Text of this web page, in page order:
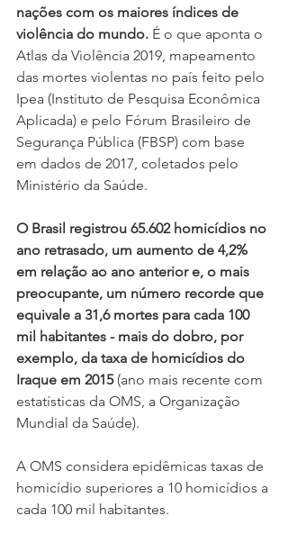
nações com os maiores índices de
violência do mundo. É o que aponta o
Atlas da Violência 2019, mapeamento
das mortes violentas no país feito pelo
Ipea (Instituto de Pesquisa Econômica
Aplicada) e pelo Fórum Brasileiro de
Segurança Pública (FBSP) com base
em dados de 2017, coletados pelo
Ministério da Saúde.
O Brasil registrou 65.602 homicídios no
ano retrasado, um aumento de 4,2%
em relação ao ano anterior e, o mais
preocupante, um número recorde que
equivale a 31,6 mortes para cada 100
mil habitantes - mais do dobro, por
exemplo, da taxa de homicídios do
Iraque em 2015 (ano mais recente com
estatísticas da OMS, a Organização
Mundial da Saúde).
A OMS considera epidêmicas taxas de
homicídio superiores a 10 homicídios a
cada 100 mil habitantes.